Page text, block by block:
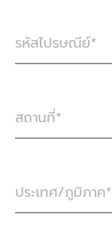
รหัสไปรษณีย์
สถานที่
ประเทศ/ภูมิภาค*